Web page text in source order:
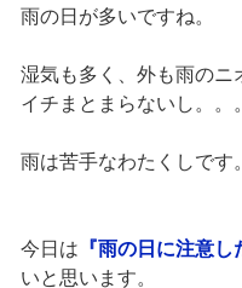
雨の日が多いですね。
湿気も多く、外も雨のニ
イチまとまらないし。。。
雨は苦手なわたくしです
今日は 『雨の日に注意し
いと思います。